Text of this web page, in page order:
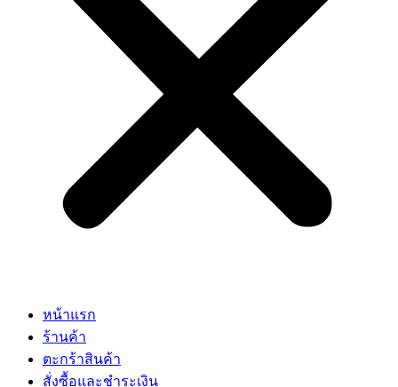
หน้าแรก
ร้านค้า
ตะกร้าสินค้า
สั่งซื้อและชำระเงิน